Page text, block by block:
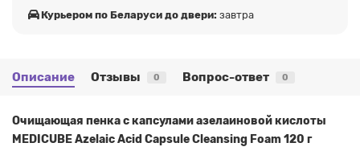
Курьером по Беларуси до двери: завтра
Описание Отзывы 0 Вопрос-ответ 0
Очищающая пенка с капсулами азелаиновой кислоты
MEDICUBE Azelaic Acid Capsule Cleansing Foam 120 г